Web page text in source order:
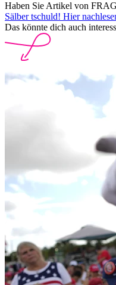
Haben Sie Artikel von
Sälber tschuld! Hier
Das könnte dich auch